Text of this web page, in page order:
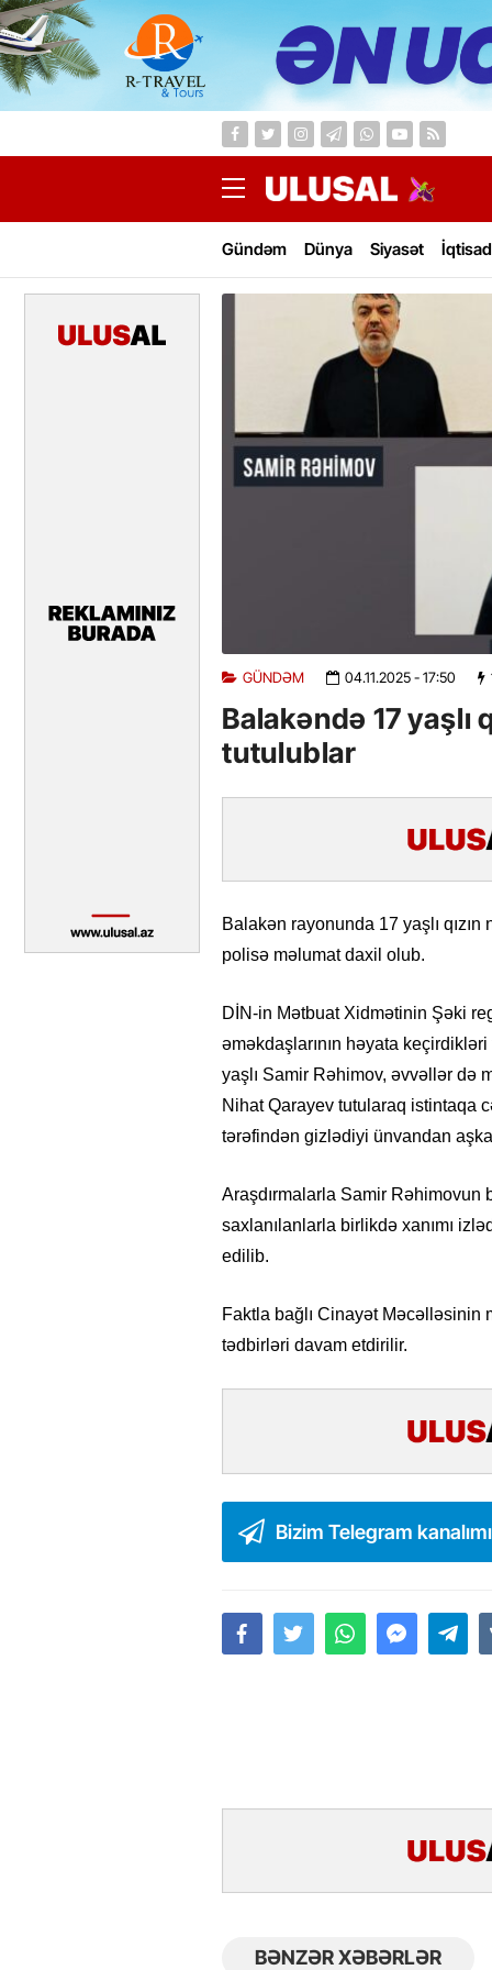
Gündəm Dünya Siyasət
GÜNDƏM 04.11.2025- 17:50
Balakəndə 17 yaşlı
tutulublar
Balakən rayonunda 17 yaşlı
polisə məlumat daxil olub.
DİN-in Mətbuat Xidmətinin Şəki
əməkdaşlarının həyata
yaşlı Samir Rəhimov, əvvəllər də
Nihat Qarayev tutularaq istintaqa
tərəfindən gizlədiyi ünvandan
Araşdırmalarla Samir
saxlanılanlarla birlikdə xanımı
edilib.
Faktla bağlı Cinayət Məcəlləsinin
tədbirləri davam etdirilir.
Bizim Telegram
BƏNZƏR XƏBƏRLƏR